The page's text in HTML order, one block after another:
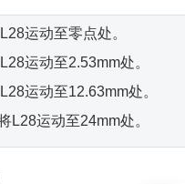
运动至零点处。
运动至2.53mm处。
运动至12.63mm处。
L28运动至24mm处。